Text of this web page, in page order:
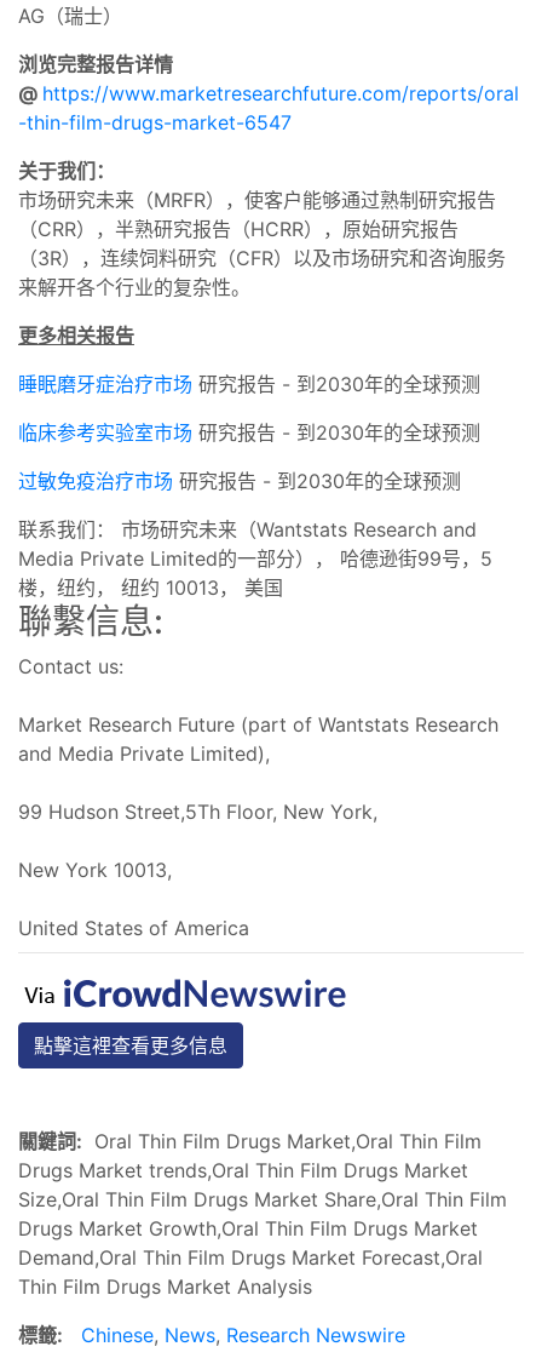
AG（瑞士）
浏览完整报告详情
@ https://www.marketresearchfuture.com/reports/oral
-thin-film-drugs-market-6547
关于我们：
市场研究未来（MRFR），使客户能够通过熟制研究报告
（CRR），半熟研究报告（HCRR），原始研究报告
（3R），连续饲料研究（CFR）以及市场研究和咨询服务
来解开各个行业的复杂性。
更多相关报告
睡眠磨牙症治疗市场 研究报告 - 到2030年的全球预测
临床参考实验室市场 研究报告 - 到2030年的全球预测
过敏免疫治疗市场 研究报告 - 到2030年的全球预测
联系我们： 市场研究未来（Wantstats Research and
Media Private Limited的一部分）， 哈德逊街99号，5
楼，纽约， 纽约 10013， 美国
聯繫信息:
Contact us:
Market Research Future (part of Wantstats Research
and Media Private Limited),
99 Hudson Street,5Th Floor, New York,
New York 10013,
United States of America
點擊這裡查看更多信息
關鍵詞: Oral Thin Film Drugs Market,Oral Thin Film
Drugs Market trends,Oral Thin Film Drugs Market
Size,Oral Thin Film Drugs Market Share,Oral Thin Film
Drugs Market Growth,Oral Thin Film Drugs Market
Demand,Oral Thin Film Drugs Market Forecast,Oral
Thin Film Drugs Market Analysis
標籤:
Chinese, News, Research Newswire